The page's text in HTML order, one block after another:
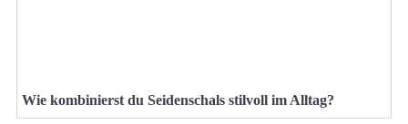
Wie kombinierst du Seidenschals stilvoll im Alltag?